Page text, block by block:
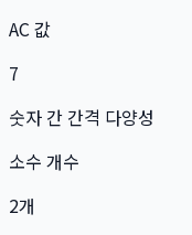
AC 값
7
숫자 간 간격 다양성
소수 개수
2개